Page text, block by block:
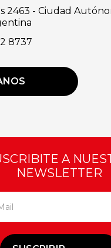
2463 - Ciudad
8737
A
NEWSLETTER